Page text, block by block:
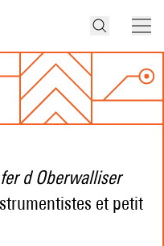
d Oberwalliser
et petit